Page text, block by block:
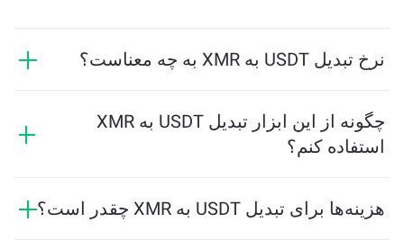
نرخ تبدیل USDT به XMR به چه معناست؟
دریافت خواهید کرد. این نرخ براساس شرایط بازار، عرضه و
تقاضا، و نقدینگی تغییر می‌کند.
چگونه از این ابزار تبدیل USDT به XMR
استفاده کنم؟
ابزار مقدار تخمینی XMR دریافتی را محاسبه خواهد کرد.
هزینه‌ها برای تبدیل USDT به XMR چقدر است؟